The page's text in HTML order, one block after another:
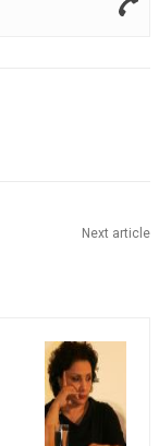
Next article